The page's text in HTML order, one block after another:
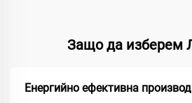
Защо да изберем
Енергийно ефективна